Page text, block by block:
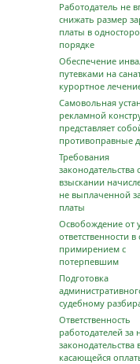
Работодатель не
снижать размер
платы в
порядке
Обеспечение
путевками на
курортное
Самовольная
рекламной
представляет
противоправные
Требования
законодательства
взыскании
не выплаченной
платы
Освобождение от
ответственности в
примирением с
потерпевшим
Подготовка
судебному
Ответственность
работодателей
законодательства
касающейся